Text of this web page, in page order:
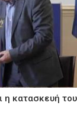
η κατασκευή του